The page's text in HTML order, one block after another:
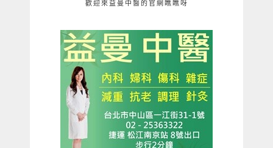
歡迎來益曼中醫的官網瞧瞧呀